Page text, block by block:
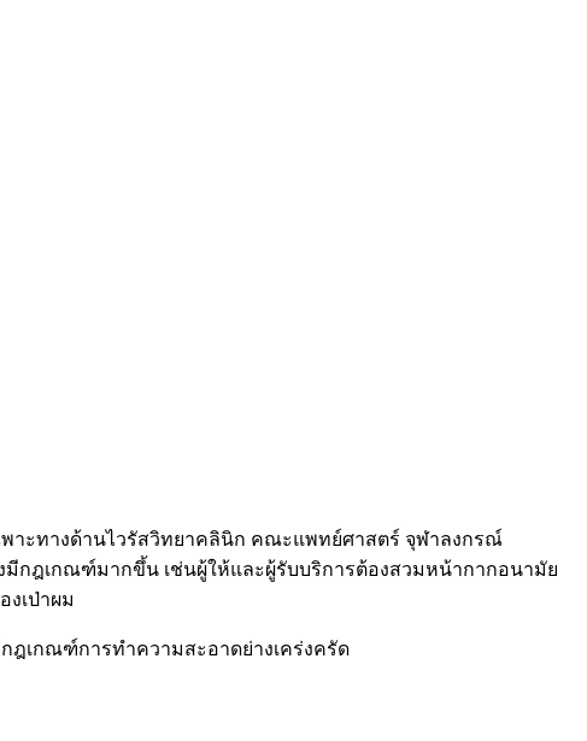
พาะทางด้านไวรัสวิทยาคลินิก คณะแพทย์ศาสตร์ จุฬาลงกรณ์
มีกฎเกณฑ์มากขึ้น เช่นผู้ให้และผู้รับบริการต้องสวมหน้ากากอนามัย
งเป่าผม
ฎเกณฑ์การทำความสะอาดย่างเคร่งครัด